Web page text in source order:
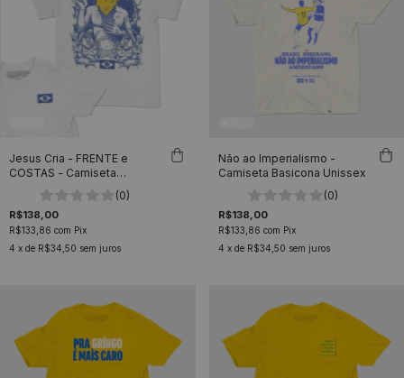
Jesus Cria - FRENTE e
COSTAS - Camiseta
(0)
R$138,00
R$133,86 com Pix
4 x de R$34,50 sem juros
Não ao Imperialismo -
Camiseta Basicona Unissex
(0)
R$138,00
R$133,86 com Pix
4 x de R$34,50 sem juros